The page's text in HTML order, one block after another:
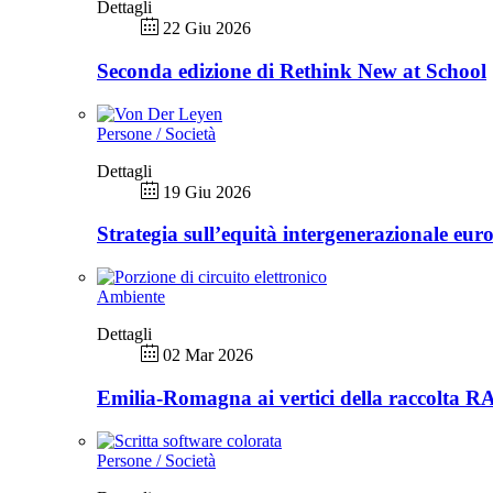
Dettagli
22 Giu 2026
Seconda edizione di Rethink New at School
Persone / Società
Dettagli
19 Giu 2026
Strategia sull’equità intergenerazionale
Ambiente
Dettagli
02 Mar 2026
Emilia-Romagna ai vertici della raccolta
Persone / Società